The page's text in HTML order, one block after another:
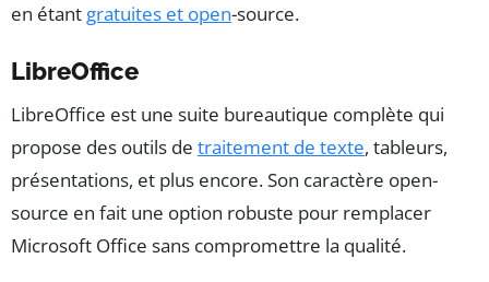
en étant gratuites et open-source.
LibreOffice
LibreOffice est une suite bureautique complète qui
propose des outils de traitement de texte, tableurs,
présentations, et plus encore. Son caractère open-
source en fait une option robuste pour remplacer
Microsoft Office sans compromettre la qualité.